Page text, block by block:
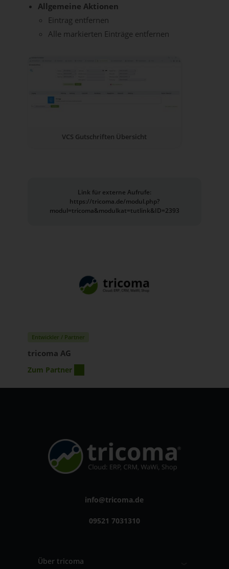
Allgemeine Aktionen
Eintrag entfernen
Alle markierten Einträge entfernen
VCS Gutschriften Übersicht
Link für externe Aufrufe:
https://tricoma.de/modul.php?
modul=tricoma&modulkat=tutlink&ID=2393
Entwickler / Partner
tricoma AG
Zum Partner
info@tricoma.de
09521 7031310
Über tricoma